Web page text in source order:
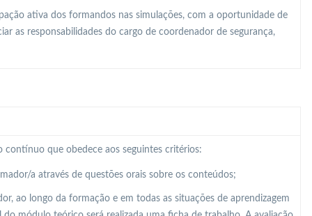
ativa dos formandos nas simulações, com a oportunidade de
as responsabilidades do cargo de coordenador de segurança,
contínuo que obedece aos seguintes critérios:
a através de questões orais sobre os conteúdos;
ao longo da formação e em todas as situações de aprendizagem